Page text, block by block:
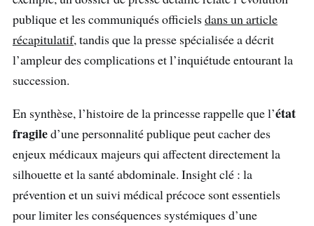
publique et les communiqués officielsdans un article
récapitulatif, tandis que la presse spécialisée a décrit
l’ampleur des complications et l’inquiétude entourant la
succession.
En synthèse, l’histoire de la princesse rappelle que l’état
fragiled’une personnalité publique peut cacher des
enjeux médicaux majeurs qui affectent directement la
silhouette et la santé abdominale. Insight clé : la
prévention et un suivi médical précoce sont essentiels
pour limiter les conséquences systémiques d’une